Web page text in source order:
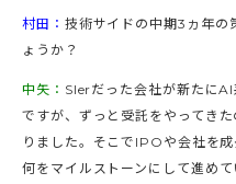
村田： 技術サイドの中期3ヵ年の
ょうか？
中矢： SIerだった会社が新たに
ですが、ずっと受託をやってき
りました。そこでIPOや会社を
何をマイルストーンにして進め